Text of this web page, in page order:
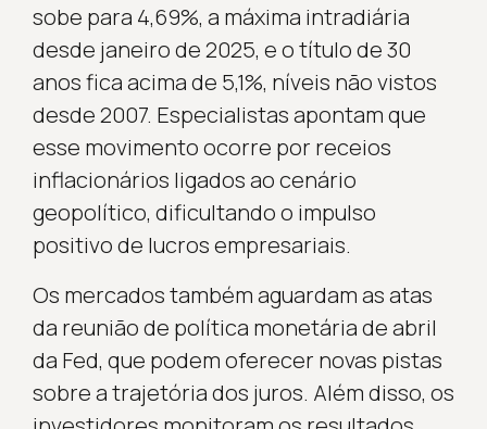
sobe para 4,69%, a máxima intradiária
desde janeiro de 2025, e o título de 30
anos fica acima de 5,1%, níveis não vistos
desde 2007. Especialistas apontam que
esse movimento ocorre por receios
inflacionários ligados ao cenário
geopolítico, dificultando o impulso
positivo de lucros empresariais.
Os mercados também aguardam as atas
da reunião de política monetária de abril
da Fed, que podem oferecer novas pistas
sobre a trajetória dos juros. Além disso, os